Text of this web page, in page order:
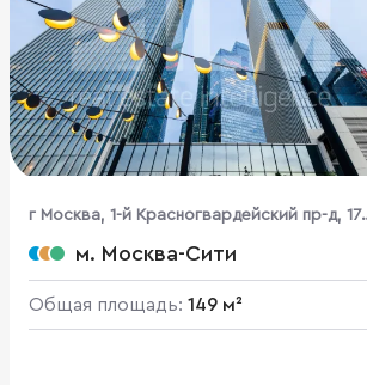
г Москва, 1-й Красногвардейский пр-д, 17-
18
м. Москва-Сити
Общая площадь: 149 м²